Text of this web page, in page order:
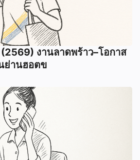
งานลาดพร้าว–โอกาส
ย่านฮอตข